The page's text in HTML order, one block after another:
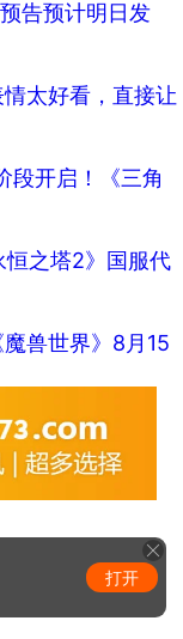
告预计明日发
太好看，直接让
段开启！《三角
之塔2》国服代
兽世界》8月15
打开